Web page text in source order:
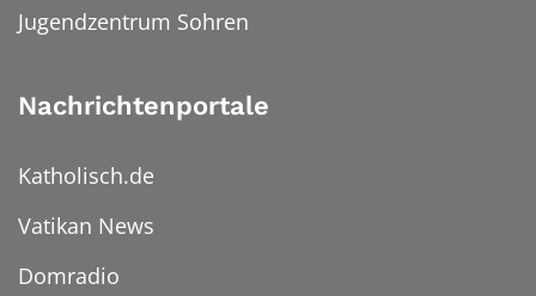
Jugendzentrum Sohren
Nachrichtenportale
Katholisch.de
Vatikan News
Domradio